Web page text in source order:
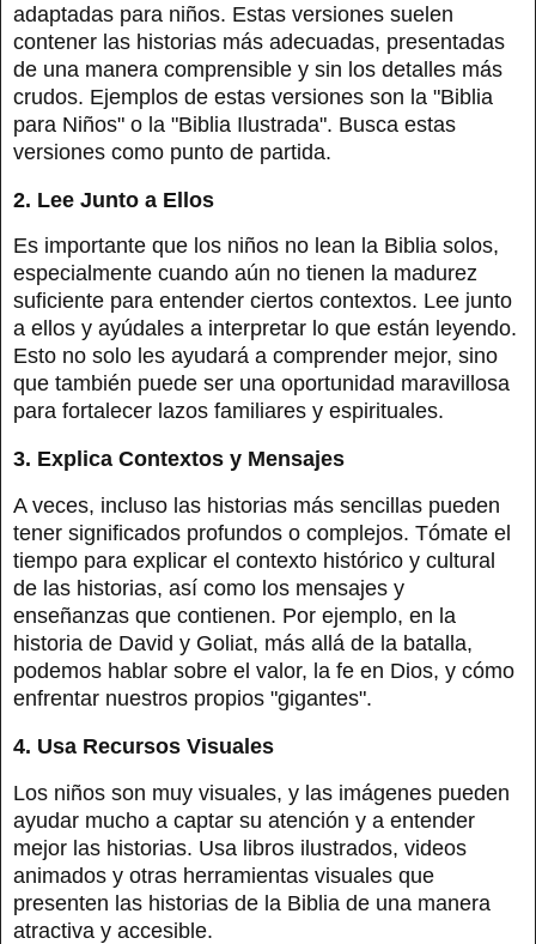
adaptadas para niños. Estas versiones suelen
contener las historias más adecuadas, presentadas
de una manera comprensible y sin los detalles más
crudos. Ejemplos de estas versiones son la "Biblia
para Niños" o la "Biblia Ilustrada". Busca estas
versiones como punto de partida.
2. Lee Junto a Ellos
Es importante que los niños no lean la Biblia solos,
especialmente cuando aún no tienen la madurez
suficiente para entender ciertos contextos. Lee junto
a ellos y ayúdales a interpretar lo que están leyendo.
Esto no solo les ayudará a comprender mejor, sino
que también puede ser una oportunidad maravillosa
para fortalecer lazos familiares y espirituales.
3. Explica Contextos y Mensajes
A veces, incluso las historias más sencillas pueden
tener significados profundos o complejos. Tómate el
tiempo para explicar el contexto histórico y cultural
de las historias, así como los mensajes y
enseñanzas que contienen. Por ejemplo, en la
historia de David y Goliat, más allá de la batalla,
podemos hablar sobre el valor, la fe en Dios, y cómo
enfrentar nuestros propios "gigantes".
4. Usa Recursos Visuales
Los niños son muy visuales, y las imágenes pueden
ayudar mucho a captar su atención y a entender
mejor las historias. Usa libros ilustrados, videos
animados y otras herramientas visuales que
presenten las historias de la Biblia de una manera
atractiva y accesible.